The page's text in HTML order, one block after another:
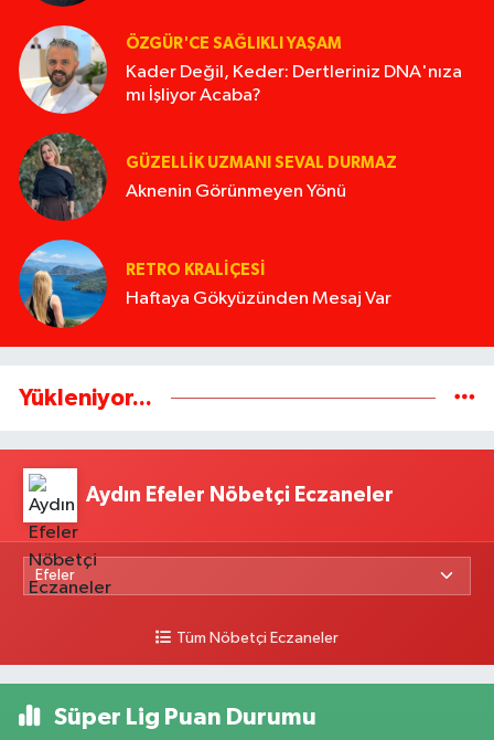
ÖZGÜR'CE SAĞLIKLI YAŞAM
Kader Değil, Keder: Dertleriniz DNA'nıza
mı İşliyor Acaba?
GÜZELLIK UZMANI SEVAL DURMAZ
Aknenin Görünmeyen Yönü
RETRO KRALIÇESI
Haftaya Gökyüzünden Mesaj Var
Yükleniyor...
Aydın Efeler Nöbetçi Eczaneler
Tüm Nöbetçi Eczaneler
Süper Lig Puan Durumu